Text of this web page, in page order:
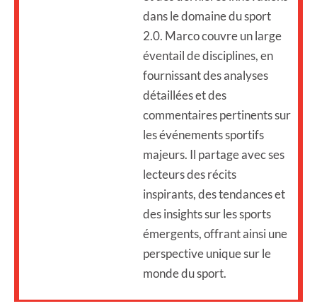
dans le domaine du sport
2.0. Marco couvre un large
éventail de disciplines, en
fournissant des analyses
détaillées et des
commentaires pertinents sur
les événements sportifs
majeurs. Il partage avec ses
lecteurs des récits
inspirants, des tendances et
des insights sur les sports
émergents, offrant ainsi une
perspective unique sur le
monde du sport.